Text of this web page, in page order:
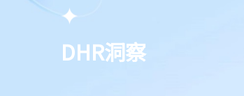
DHR洞察